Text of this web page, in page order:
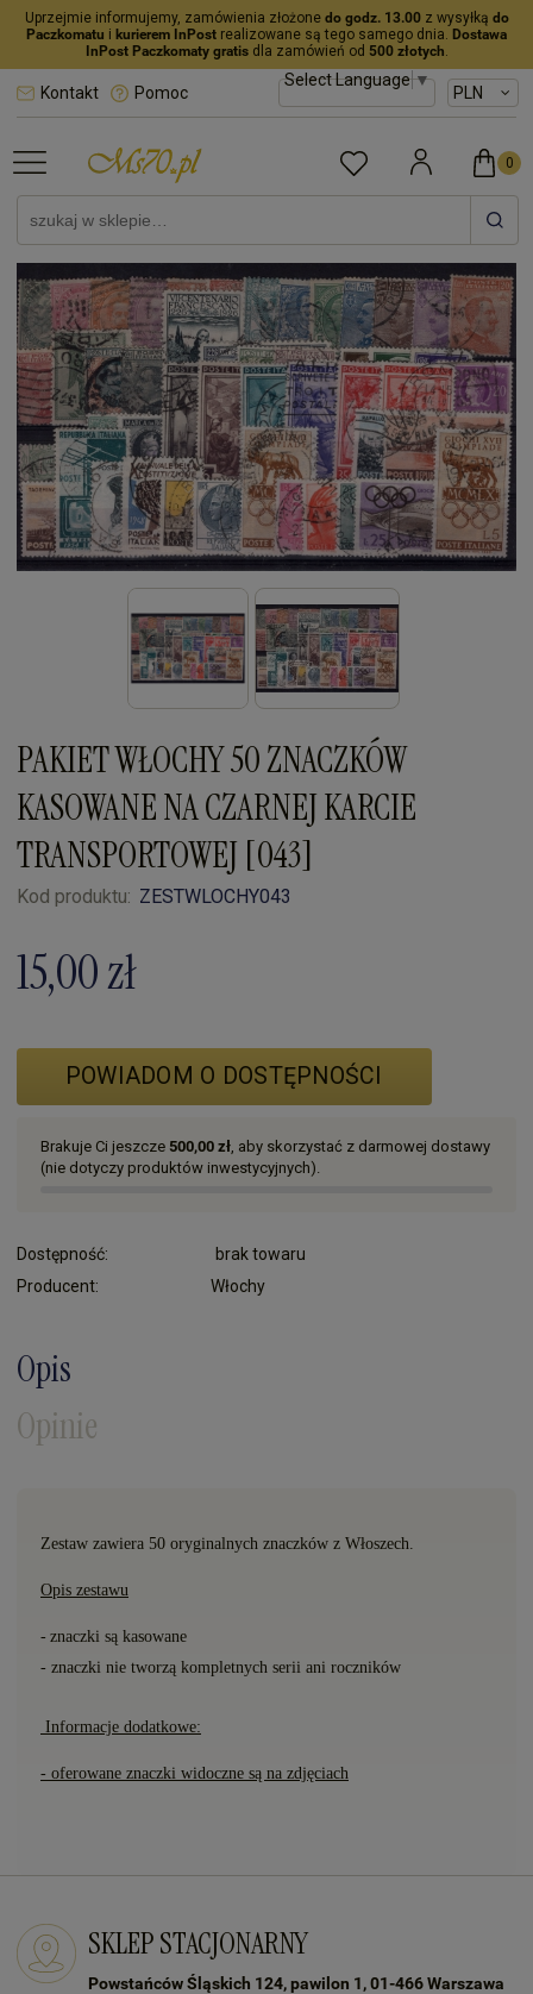
Uprzejmie informujemy, zamówienia złożone do godz. 13.00z wysyłką do
Paczkomatu i kurierem InPost realizowane są tego samego dnia. Dostawa
InPost Paczkomaty gratisdla zamówień od 500 złotych.
Select Language▼
Kontakt Pomoc
PAKIET WŁOCHY 50 ZNACZKÓW
KASOWANE NA CZARNEJ KARCIE
TRANSPORTOWEJ [043]
Kod produktu: ZESTWLOCHY043
15,00 zł
POWIADOM O DOSTĘPNOŚCI
Brakuje Ci jeszcze 500,00 zł , aby skorzystać z darmowej dostawy
(nie dotyczy produktów inwestycyjnych).
Dostępność:
brak towaru
Producent:
Włochy
Opis
Opinie
Zestaw zawiera 50 oryginalnych znaczków z Włoszech.
Opis zestawu
- znaczki są kasowane
- znaczki nie tworzą kompletnych serii ani roczników
Informacje dodatkowe:
- oferowane znaczki widoczne są na zdjęciach
SKLEP STACJONARNY
Powstańców Śląskich 124, pawilon 1, 01-466 Warszawa